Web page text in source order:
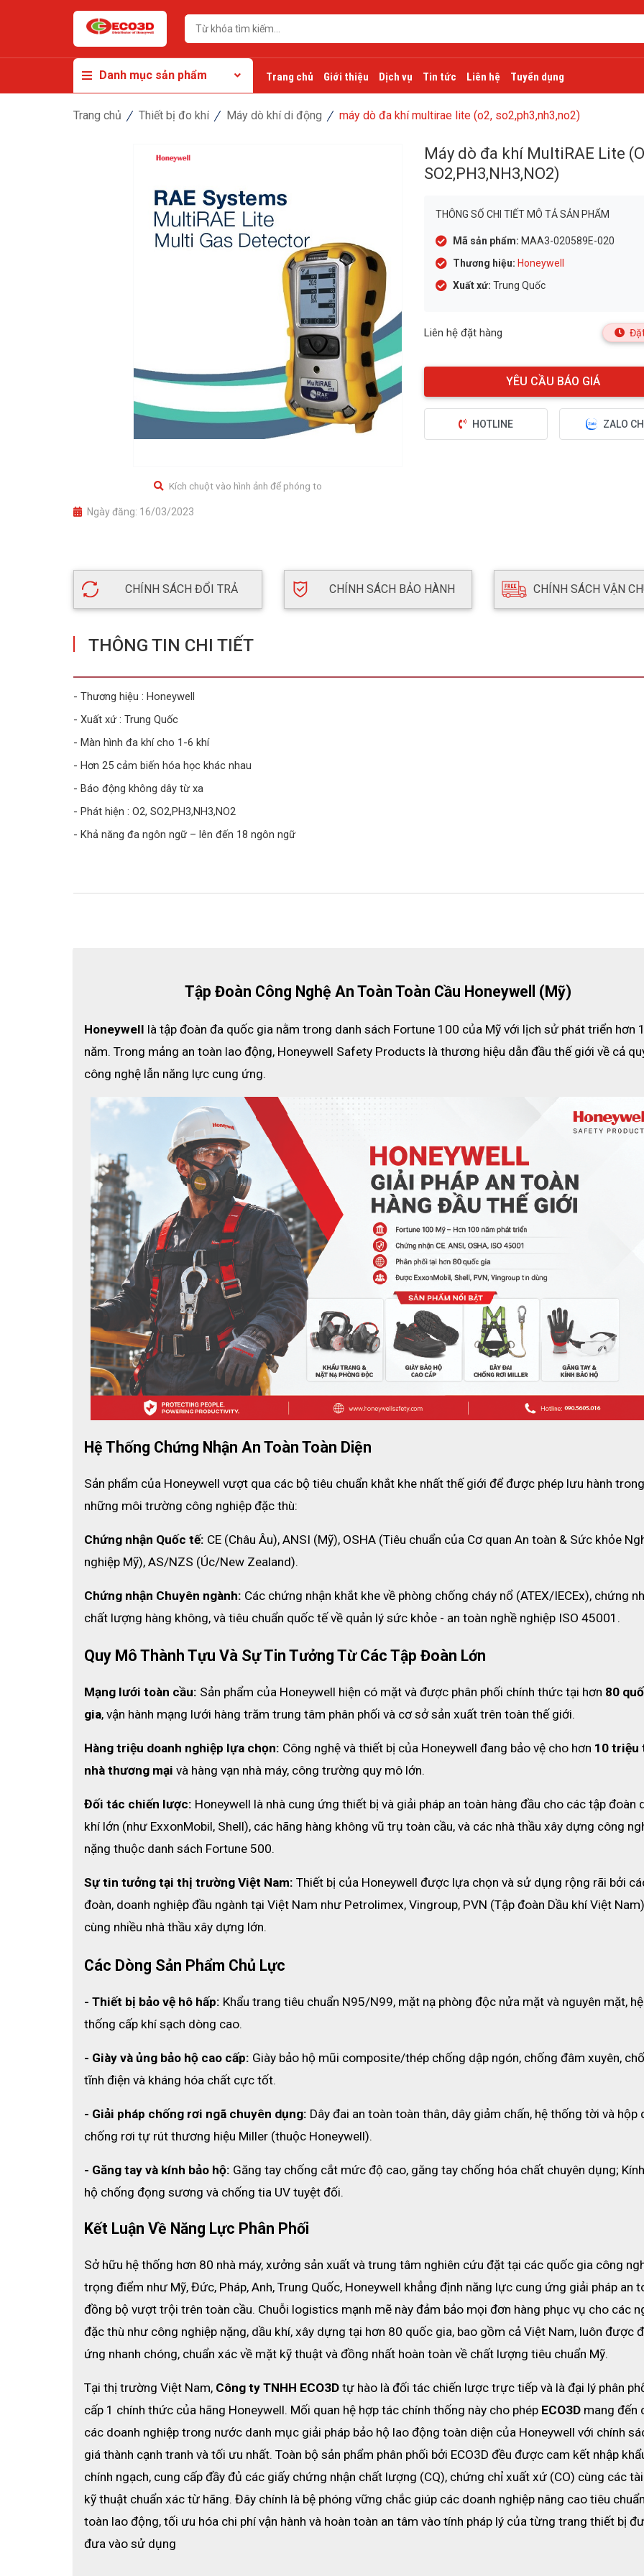
Danh mục sản phẩm Trang chủ Giới thiệu Dịch vụ Tin tức Liên hệ Tuyển dụng
Trang chủ Thiết bị đo khí Máy dò khí di động máy dò đa khí multirae lite (o2, so2,ph3,nh3,no2)
Kích chuột vào hình ảnh để phóng to
Ngày đăng: 16/03/2023
Máy dò đa khí MultiRAE Lite
SO2,PH3,NH3,NO2)
THÔNG SỐ CHI TIẾT MÔ TẢ SẢN PHẨM
Mã sản phẩm: MAA3-020589E-020
Thương hiệu: Honeywell
Xuất xứ: Trung Quốc
Liên hệ đặt hàng
HOTLINE ZALO
CHÍNH SÁCH ĐỔI TRẢ CHÍNH SÁCH BẢO HÀNH CHÍNH SÁCH VẬN
THÔNG TIN CHI TIẾT
- Thương hiệu : Honeywell
- Xuất xứ : Trung Quốc
- Màn hình đa khí cho 1-6 khí
- Hơn 25 cảm biến hóa học khác nhau
- Báo động không dây từ xa
- Phát hiện : O2, SO2,PH3,NH3,NO2
- Khả năng đa ngôn ngữ – lên đến 18 ngôn ngữ
Tập Đoàn Công Nghệ An Toàn Toàn Cầu Honeywell (Mỹ)
Honeywell là tập đoàn đa quốc gia nằm trong danh sách Fortune 100 của Mỹ với lịch sử phát triển hơn
năm. Trong mảng an toàn lao động, Honeywell Safety Products là thương hiệu dẫn đầu thế giới về cả
công nghệ lẫn năng lực cung ứng.
Hệ Thống Chứng Nhận An Toàn Toàn Diện
Sản phẩm của Honeywell vượt qua các bộ tiêu chuẩn khắt khe nhất thế giới để được phép lưu hành trong
những môi trường công nghiệp đặc thù:
Chứng nhận Quốc tế: CE (Châu Âu), ANSI (Mỹ), OSHA (Tiêu chuẩn của Cơ quan An toàn & Sức khỏe
nghiệp Mỹ), AS/NZS (Úc/New Zealand).
Chứng nhận Chuyên ngành: Các chứng nhận khắt khe về phòng chống cháy nổ (ATEX/IECEx), chứng
chất lượng hàng không, và tiêu chuẩn quốc tế về quản lý sức khỏe - an toàn nghề nghiệp ISO 45001.
Quy Mô Thành Tựu Và Sự Tin Tưởng Từ Các Tập Đoàn Lớn
Mạng lưới toàn cầu: Sản phẩm của Honeywell hiện có mặt và được phân phối chính thức tại hơn 80
gia, vận hành mạng lưới hàng trăm trung tâm phân phối và cơ sở sản xuất trên toàn thế giới.
Hàng triệu doanh nghiệp lựa chọn: Công nghệ và thiết bị của Honeywell đang bảo vệ cho hơn 10 triệu
nhà thương mại và hàng vạn nhà máy, công trường quy mô lớn.
Đối tác chiến lược: Honeywell là nhà cung ứng thiết bị và giải pháp an toàn hàng đầu cho các tập đoàn
khí lớn (như ExxonMobil, Shell), các hãng hàng không vũ trụ toàn cầu, và các nhà thầu xây dựng công
nặng thuộc danh sách Fortune 500.
Sự tin tưởng tại thị trường Việt Nam: Thiết bị của Honeywell được lựa chọn và sử dụng rộng rãi bởi
đoàn, doanh nghiệp đầu ngành tại Việt Nam như Petrolimex, Vingroup, PVN (Tập đoàn Dầu khí Việt Nam)
cùng nhiều nhà thầu xây dựng lớn.
Các Dòng Sản Phẩm Chủ Lực
- Thiết bị bảo vệ hô hấp: Khẩu trang tiêu chuẩn N95/N99, mặt nạ phòng độc nửa mặt và nguyên mặt, hệ
thống cấp khí sạch dòng cao.
- Giày và ủng bảo hộ cao cấp: Giày bảo hộ mũi composite/thép chống dập ngón, chống đâm xuyên,
tĩnh điện và kháng hóa chất cực tốt.
- Giải pháp chống rơi ngã chuyên dụng: Dây đai an toàn toàn thân, dây giảm chấn, hệ thống tời và hộp
chống rơi tự rút thương hiệu Miller (thuộc Honeywell).
- Găng tay và kính bảo hộ: Găng tay chống cắt mức độ cao, găng tay chống hóa chất chuyên dụng;
hộ chống đọng sương và chống tia UV tuyệt đối.
Kết Luận Về Năng Lực Phân Phối
Sở hữu hệ thống hơn 80 nhà máy, xưởng sản xuất và trung tâm nghiên cứu đặt tại các quốc gia công
trọng điểm như Mỹ, Đức, Pháp, Anh, Trung Quốc, Honeywell khẳng định năng lực cung ứng giải pháp an
đồng bộ vượt trội trên toàn cầu. Chuỗi logistics mạnh mẽ này đảm bảo mọi đơn hàng phục vụ cho các
đặc thù như công nghiệp nặng, dầu khí, xây dựng tại hơn 80 quốc gia, bao gồm cả Việt Nam, luôn được
ứng nhanh chóng, chuẩn xác về mặt kỹ thuật và đồng nhất hoàn toàn về chất lượng tiêu chuẩn Mỹ.
Tại thị trường Việt Nam, Công ty TNHH ECO3D tự hào là đối tác chiến lược trực tiếp và là đại lý phân
cấp 1 chính thức của hãng Honeywell. Mối quan hệ hợp tác chính thống này cho phép ECO3D mang đến
các doanh nghiệp trong nước danh mục giải pháp bảo hộ lao động toàn diện của Honeywell với chính
giá thành cạnh tranh và tối ưu nhất. Toàn bộ sản phẩm phân phối bởi ECO3D đều được cam kết nhập
chính ngạch, cung cấp đầy đủ các giấy chứng nhận chất lượng (CQ), chứng chỉ xuất xứ (CO) cùng các
kỹ thuật chuẩn xác từ hãng. Đây chính là bệ phóng vững chắc giúp các doanh nghiệp nâng cao tiêu
toàn lao động, tối ưu hóa chi phí vận hành và hoàn toàn an tâm vào tính pháp lý của từng trang thiết bị
đưa vào sử dụng